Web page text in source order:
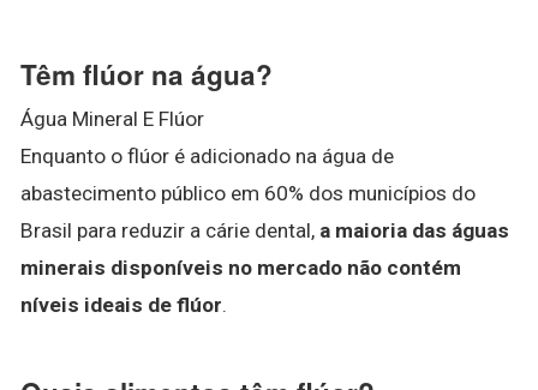
Têm flúor na água?
Água Mineral E Flúor
Enquanto o flúor é adicionado na água de
abastecimento público em 60% dos municípios do
Brasil para reduzir a cárie dental, a maioria das águas
minerais disponíveis no mercado não contém
níveis ideais de flúor.